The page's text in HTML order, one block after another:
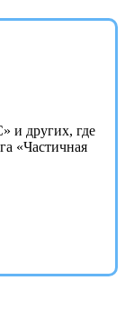
и других, где
«Частичная